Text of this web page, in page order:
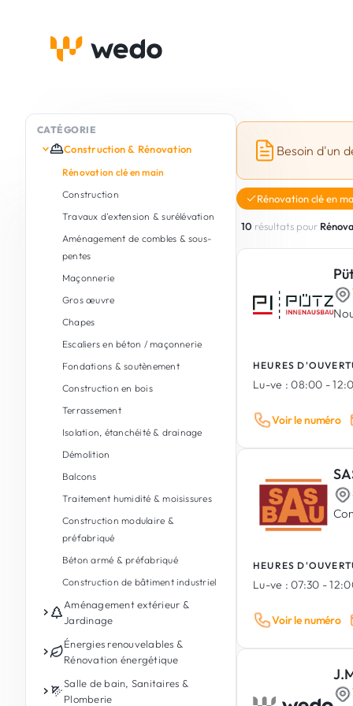
CATÉGORIE
Construction & Rénovation
Rénovation clé en main
Construction
Travaux d'extension & surélévation
Aménagement de combles & sous-
pentes
Maçonnerie
Gros œuvre
Chapes
Escaliers en béton / maçonnerie
Fondations & soutènement
Construction en bois
Terrassement
Isolation, étanchéité & drainage
Démolition
Balcons
Traitement humidité & moisissures
Construction modulaire &
préfabriqué
Béton armé & préfabriqué
Construction de bâtiment industriel
Aménagement extérieur &
Jardinage
Entretien de jardin
Conception de jardin & paysages
Aménagement extérieur
Énergies renouvelables &
Rénovation énergétique
Photovoltaïque
Salle de bain, Sanitaires &
Plomberie
Besoin d'un
Rénovation clé en
10 résultats pour
HEURES
Lu-ve : 08:00 -
Voir le numéro
HEURES
Lu-ve : 07:30 -
Voir le numéro